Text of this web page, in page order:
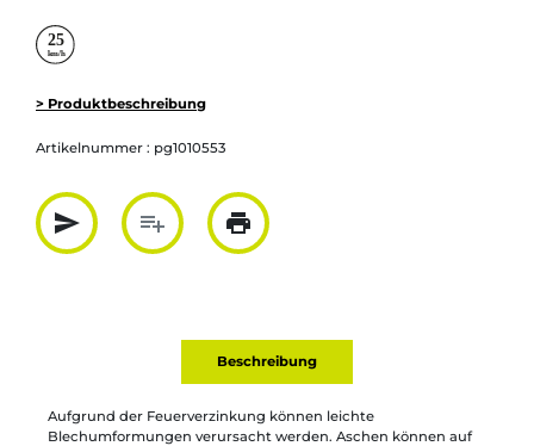
> Produktbeschreibung
Artikelnummer : pg1010553
send
Partager par mail
playlist_add
Ajouter à la liste
print
Imprimer
Beschreibung
Aufgrund der Feuerverzinkung können leichte
Blechumformungen verursacht werden. Aschen können auf